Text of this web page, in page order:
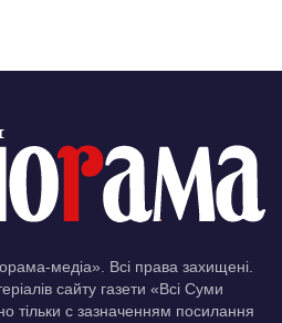
медіа». Всі права захищені.
сайту газети «Всі Суми
тільки c зазначенням посилання